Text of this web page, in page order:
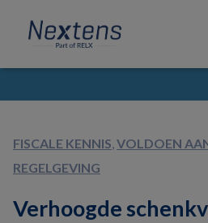
primary
navigation
content
footer
Nextens
Fiscaal
partner
van
FISCALE KENNIS,VOLDOEN
REGELGEVING
Verhoogde